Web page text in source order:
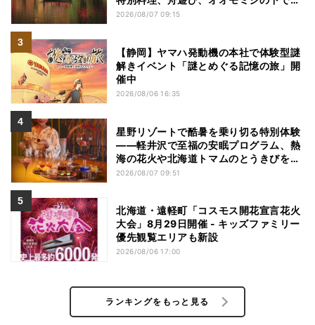
こなう深呼吸など
2026/08/07 09:15
【静岡】ヤマハ発動機の本社で体験型謎
解きイベント「謎とめぐる記憶の旅」開
催中
2026/08/06 16:35
星野リゾートで酷暑を乗り切る特別体験
——軽井沢で至福の安眠プログラム、熱
海の花火や北海道トマムのとうきびを主
役にしたアフタヌーンティー
2026/08/07 09:51
北海道・遠軽町「コスモス開花宣言花火
大会」8月29日開催 - キッズファミリー
優先観覧エリアも新設
2026/08/06 17:00
ランキングをもっと見る